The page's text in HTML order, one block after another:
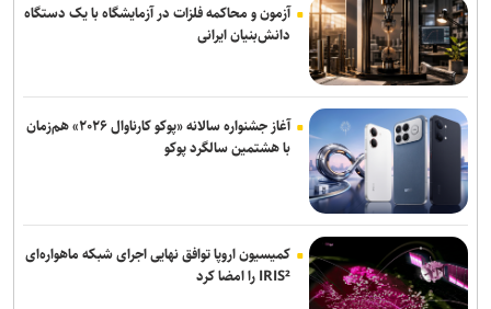
آزمون و محاکمه فلزات در آزمایشگاه با یک دستگاه
دانش‌بنیان ایرانی
آغاز جشنواره سالانه «پوکو کارناوال ۲۰۲۶» هم‌زمان
با هشتمین سالگرد پوکو
کمیسیون اروپا توافق نهایی اجرای شبکه ماهواره‌ای
IRIS² را امضا کرد